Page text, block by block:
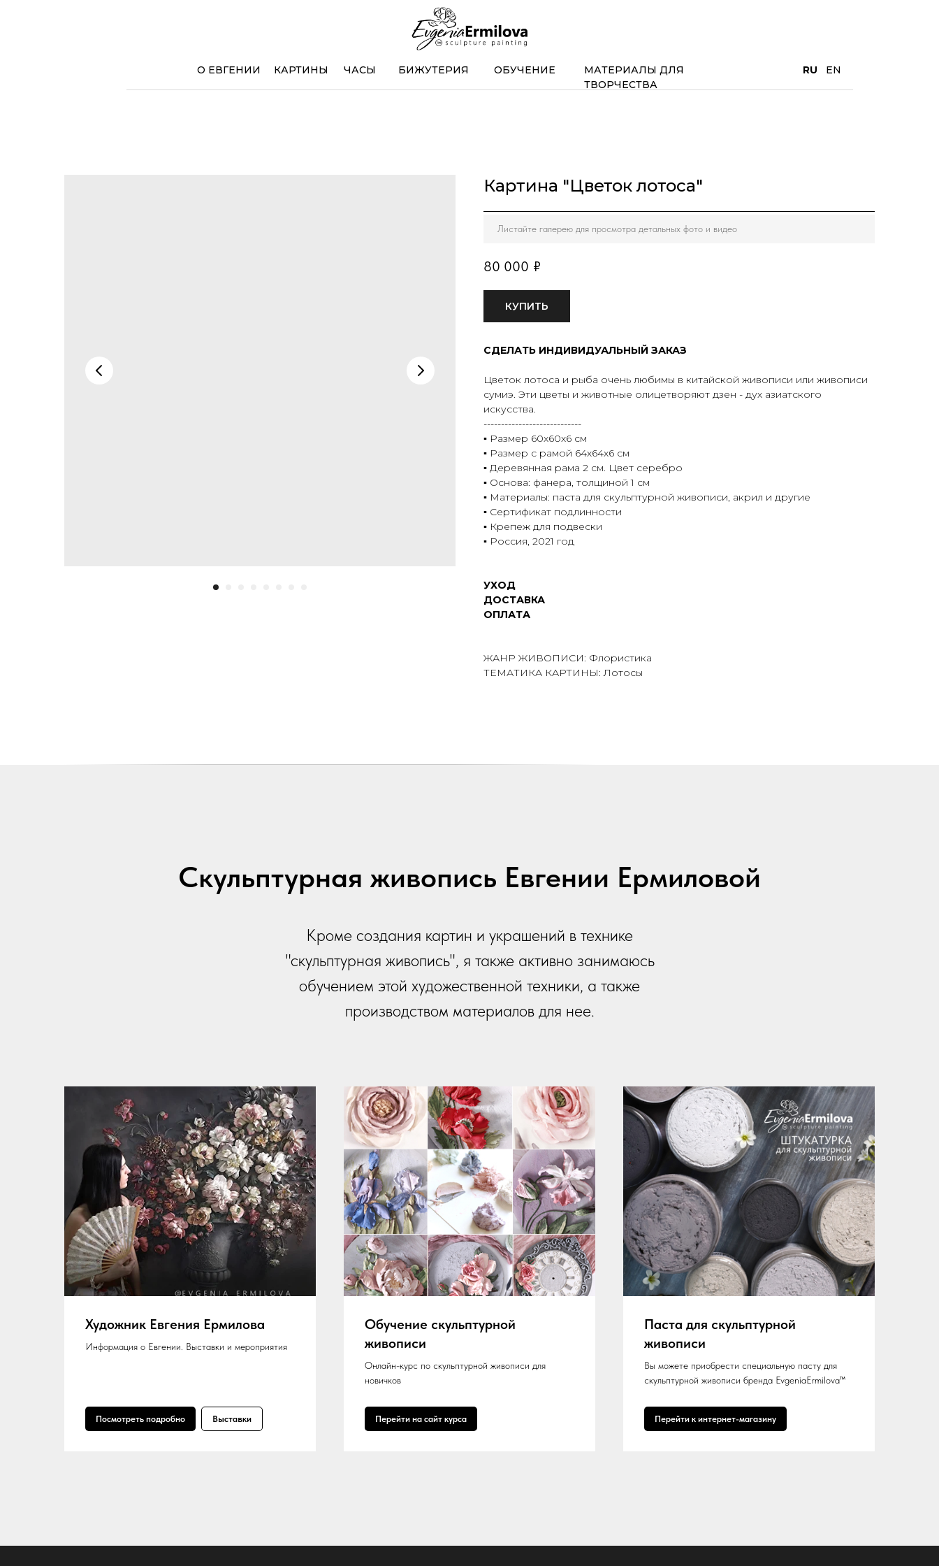
КАРТИНЫ ЧАСЫ RU EN
О ЕВГЕНИИ ОБУЧЕНИЕ
МАТЕРИАЛЫ ДЛЯ
ТВОРЧЕСТВА
БИЖУТЕРИЯ
Картина "Цветок лотоса"
Листайте галерею для просмотра детальных фото и видео
80 000 ₽
КУПИТЬ
СДЕЛАТЬ ИНДИВИДУАЛЬНЫЙ ЗАКАЗ
Цветок лотоса и рыба очень любимы в китайской живописи или живописи
сумиэ. Эти цветы и животные олицетворяют дзен - дух азиатского
искусства.
----------------------------
▪️ Размер 60х60х6 см
▪️ Размер с рамой 64х64х6 см
▪️ Деревянная рама 2 см. Цвет серебро
▪️ Основа: фанера, толщиной 1 см
▪️ Материалы: паста для скульптурной живописи, акрил и другие
▪️ Сертификат подлинности
▪️ Крепеж для подвески
▪️ Россия, 2021 год
УХОД
ДОСТАВКА
ОПЛАТА
ЖАНР ЖИВОПИСИ: Флористика
ТЕМАТИКА КАРТИНЫ: Лотосы
Скульптурная живопись Евгении Ермиловой
Кроме создания картин и украшений в технике
"скульптурная живопись", я также активно занимаюсь
обучением этой художественной техники, а также
производством материалов для нее.
Художник Евгения Ермилова
Информация о Евгении. Выставки и мероприятия
Посмотреть подробно Выставки
Обучение скульптурной
живописи
Онлайн-курс по скульптурной живописи для
новичков
Перейти на сайт курса
Паста для скульптурной
живописи
Вы можете приобрести специальную пасту для
скульптурной живописи бренда EvgeniaErmilova™
Перейти к интернет-магазину